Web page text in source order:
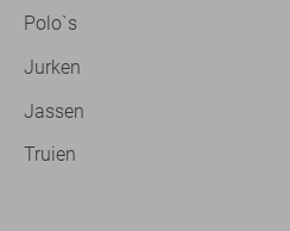
Polo`s
Jurken
Jassen
Truien